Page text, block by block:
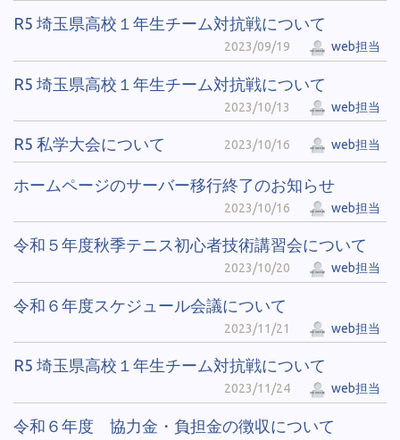
R5 埼玉県高校１年生チーム対抗戦について
2023/09/19 web担当
R5 埼玉県高校１年生チーム対抗戦について
2023/10/13 web担当
R5 私学大会について 2023/10/16 web担当
ホームページのサーバー移行終了のお知らせ
2023/10/16 web担当
令和５年度秋季テニス初心者技術講習会について
2023/10/20 web担当
令和６年度スケジュール会議について
2023/11/21 web担当
R5 埼玉県高校１年生チーム対抗戦について
2023/11/24 web担当
令和６年度 協力金・負担金の徴収について